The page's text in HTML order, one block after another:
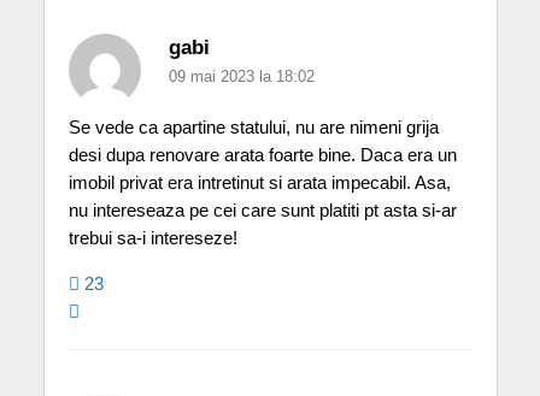
gabi
09 mai 2023 la 18:02
Se vede ca apartine statului, nu are nimeni grija
desi dupa renovare arata foarte bine. Daca era un
imobil privat era intretinut si arata impecabil. Asa,
nu intereseaza pe cei care sunt platiti pt asta si-ar
trebui sa-i intereseze!
23